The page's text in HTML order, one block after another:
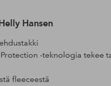
Hansen
Protection -teknologia
fleeceestä